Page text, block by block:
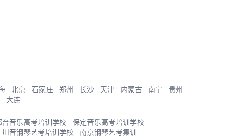
北京 石家庄 郑州 长沙 天津 内蒙古 南宁
贵州
大连
台音乐高考培训学校
保定音乐高考培训学校
川音钢琴艺考培训学校
南京钢琴艺考集训